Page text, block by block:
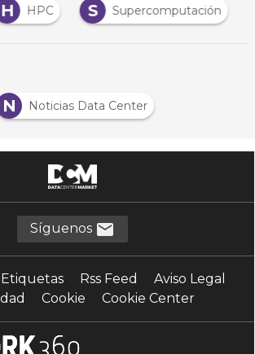
H HPC S Supercomputación
N Noticias Data Center
Síguenos
Etiquetas Rss Feed
Aviso Legal
Cookie Cookie Center